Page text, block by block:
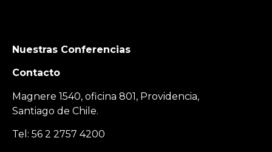
Nuestras Conferencias
Contacto
Magnere 1540, oficina 801, Providencia,
Santiago de Chile.
Tel: 56 2 2757 4200